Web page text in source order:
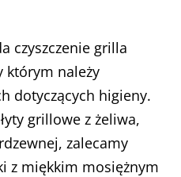
czyszczenie grilla
którym należy
dotyczących higieny.
grillowe z żeliwa,
zalecamy
z miękkim mosiężnym